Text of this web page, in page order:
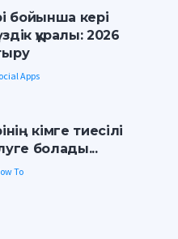
бойынша кері
құралы: 2026
Apps
кімге тиесілі
болады...
To